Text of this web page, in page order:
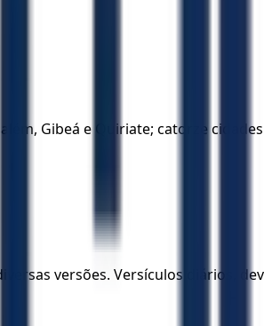
Gibeá e Quiriate; catorze
versões. Versículos diários,